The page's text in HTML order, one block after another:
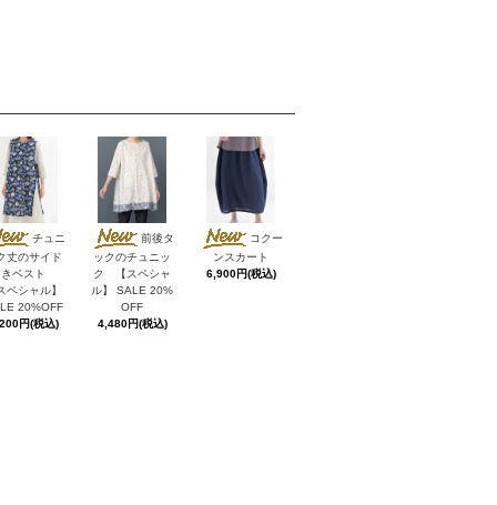
チュニ
丈のサイド
きベスト
ペシャル】
20%OFF
円(税込)
前後タ
ックのチュニッ
ク 【スペシャ
ル】 SALE 20%
OFF
4,480円(税込)
コクー
ンスカート
6,900円(税込)